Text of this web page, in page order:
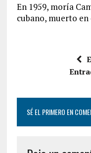
En 1959, moría
cubano, muerto en
SÉ EL PRIMERO EN